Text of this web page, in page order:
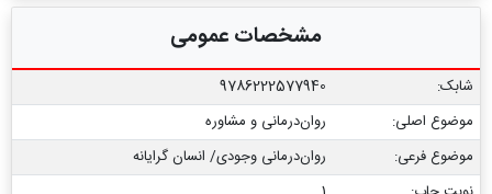
مشخصات عمومی
شابک:
9786222577940
موضوع اصلی:
روان‌درمانی و مشاوره
موضوع فرعی:
روان‌‌درمانی وجودی/ انسان گرایانه